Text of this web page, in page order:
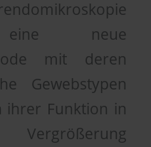
neue
mit deren
Gewebstypen
ihrer Funktion in